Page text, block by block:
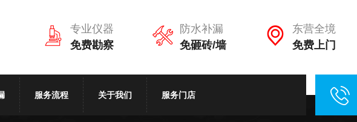
专业仪器
免费勘察
防水补漏
免砸砖/墙
东营全境
免费上门
服务流程 关于我们 服务门店